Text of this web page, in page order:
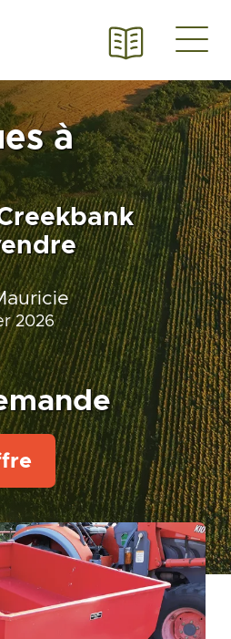
à
2026